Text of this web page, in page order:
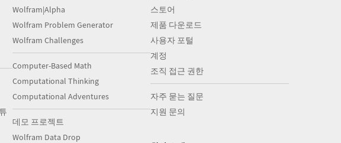
Wolfram|Alpha
Wolfram Problem Generator
Wolfram Challenges
Computer-Based Math
Computational Thinking
Computational Adventures
데모 프로젝트
Wolfram Data Drop
스토어
제품 다운로드
사용자 포털
계정
조직 접근 권한
자주 묻는 질문
지원 문의